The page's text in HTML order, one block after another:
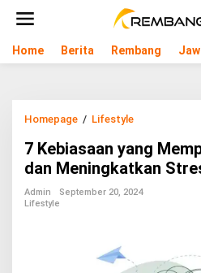
t
Home Berita Rembang
Homepage / Lifestyle
e
b
i
a
y
7 Kebiasaan yang
dan Meningkatkan
Admin
September 20, 2024
Lifestyle